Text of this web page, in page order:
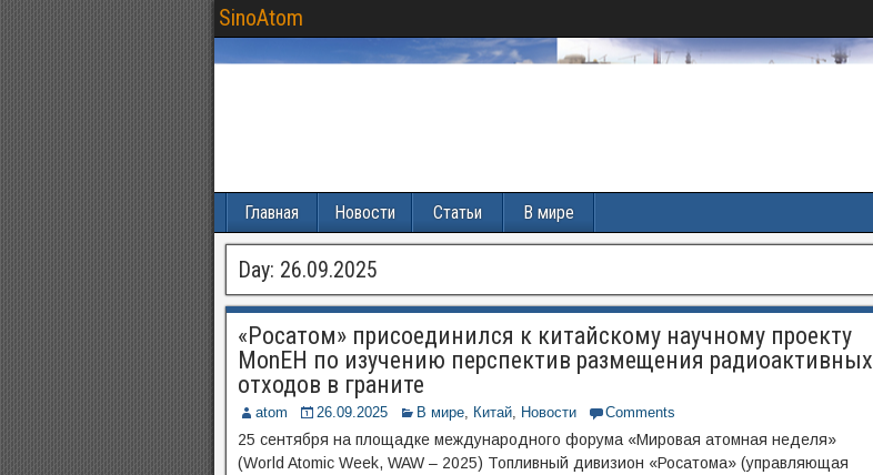
SinoAtom
Главная Новости Статьи В мире
Day: 26.09.2025
«Росатом» присоединился к китайскому научному проекту
MonEH по изучению перспектив размещения радиоактивных
отходов в граните
atom 26.09.2025 В мире, Китай, Новости Comments
25 сентября на площадке международного форума «Мировая атомная неделя»
(World Atomic Week, WAW – 2025) Топливный дивизион «Росатома» (управляющая